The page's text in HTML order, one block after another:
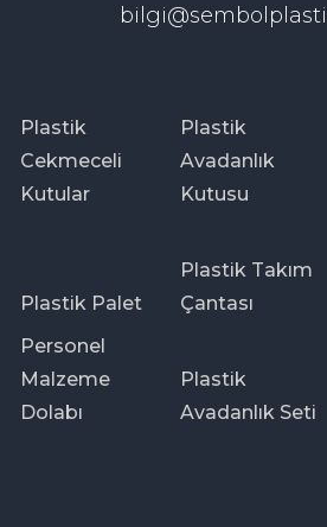
Plastik
Cekmeceli
Kutular
Plastik
Avadanlık
Kutusu
Plastik Palet
Plastik Takım
Çantası
Personel
Malzeme
Dolabı
Plastik
Avadanlık Seti